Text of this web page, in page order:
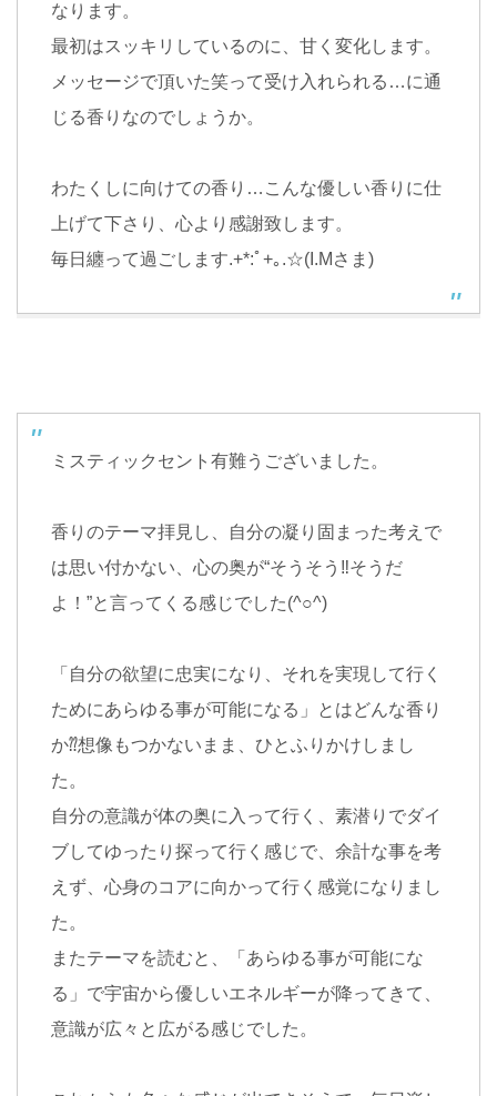
なります。
最初はスッキリしているのに、甘く変化します。
メッセージで頂いた笑って受け入れられる…に通
じる香りなのでしょうか。
わたくしに向けての香り…こんな優しい香りに仕
上げて下さり、心より感謝致します。
毎日纏って過ごします.+*:ﾟ+｡.☆(I.Mさま)
ミスティックセント有難うございました。
香りのテーマ拝見し、自分の凝り固まった考えで
は思い付かない、心の奥が“そうそう‼︎そうだ
よ！”と言ってくる感じでした(^○^)
「自分の欲望に忠実になり、それを実現して行く
ためにあらゆる事が可能になる」とはどんな香り
か⁇想像もつかないまま、ひとふりかけしまし
た。
自分の意識が体の奥に入って行く、素潜りでダイ
ブしてゆったり探って行く感じで、余計な事を考
えず、心身のコアに向かって行く感覚になりまし
た。
またテーマを読むと、「あらゆる事が可能にな
る」で宇宙から優しいエネルギーが降ってきて、
意識が広々と広がる感じでした。